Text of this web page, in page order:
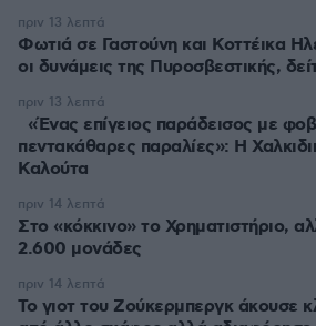
Φωτιά σε Γαστούνη και Κοττέικα
οι δυνάμεις της Πυροσβεστικής,
πριν 13 λεπτά
«Ένας επίγειος παράδεισος με
πεντακάθαρες παραλίες»: Η
Καλούτα
πριν 13 λεπτά
Στο «κόκκινο» το Χρηματιστήριο,
2.600 μονάδες
πριν 14 λεπτά
Το γιοτ του Ζούκερμπεργκ άκουσε
πριν 14 λεπτά